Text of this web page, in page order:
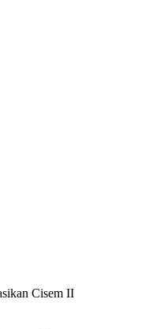
Cisem II